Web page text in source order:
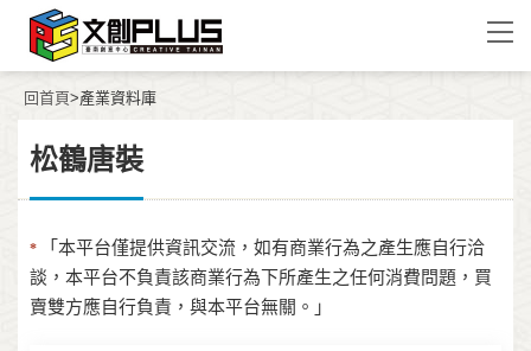
回首頁>產業資料庫
松鶴唐裝
*
「本平台僅提供資訊交流，如有商業行為之產生應自行洽
談，本平台不負責該商業行為下所產生之任何消費問題，買
賣雙方應自行負責，與本平台無關。」